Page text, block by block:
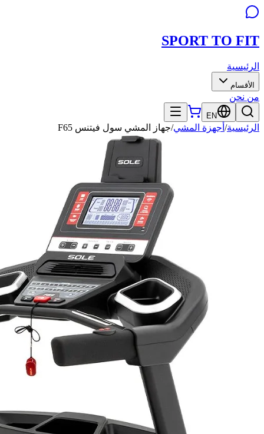
SPORT TO FIT
الرئيسية
الأقسام
من نحن
EN
الرئيسية/ أجهزة المشي/جهاز المشي سول فيتنس F65